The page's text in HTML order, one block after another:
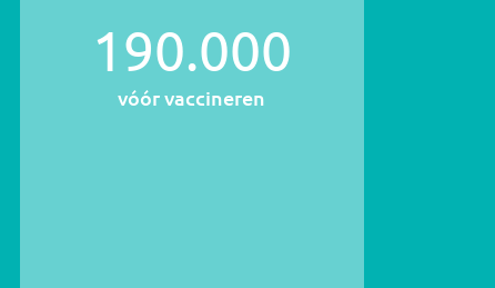
190.000
vóór vaccineren